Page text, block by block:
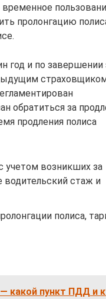
пролонгацию
год и по завершении
обратиться за
продления полиса
возникших за
стаж и
полиса,
какой пункт ПДД и